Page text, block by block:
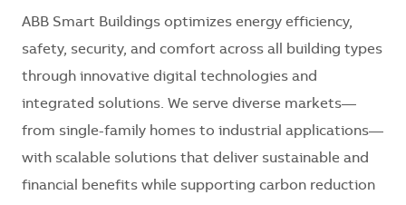
ABB Smart Buildings optimizes energy efficiency,
safety, security, and comfort across all building types
through innovative digital technologies and
integrated solutions. We serve diverse markets—
from single-family homes to industrial applications—
with scalable solutions that deliver sustainable and
financial benefits while supporting carbon reduction